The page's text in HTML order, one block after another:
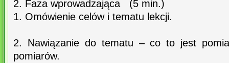
2. Faza wprowadzająca (5 min.)
1. Omówienie celów i tematu lekcji.
2. Nawiązanie do tematu – co to jest
pomiarów.